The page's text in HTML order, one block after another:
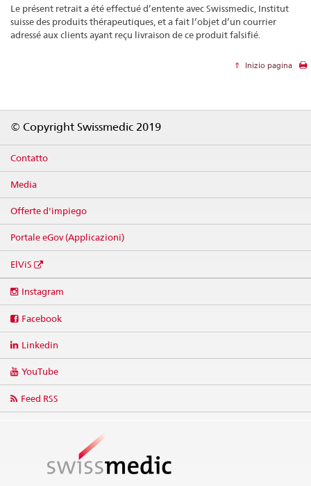
Le présent retrait a été effectué d’entente avec Swissmedic, Institut
suisse des produits thérapeutiques, et a fait l’objet d’un courrier
adressé aux clients ayant reçu livraison de ce produit falsifié.
Inizio pagina
© Copyright Swissmedic 2019
Contatto
Media
Offerte d'impiego
Portale eGov (Applicazioni)
ElViS
media
Instagram
Facebook
Linkedin
YouTube
Feed RSS